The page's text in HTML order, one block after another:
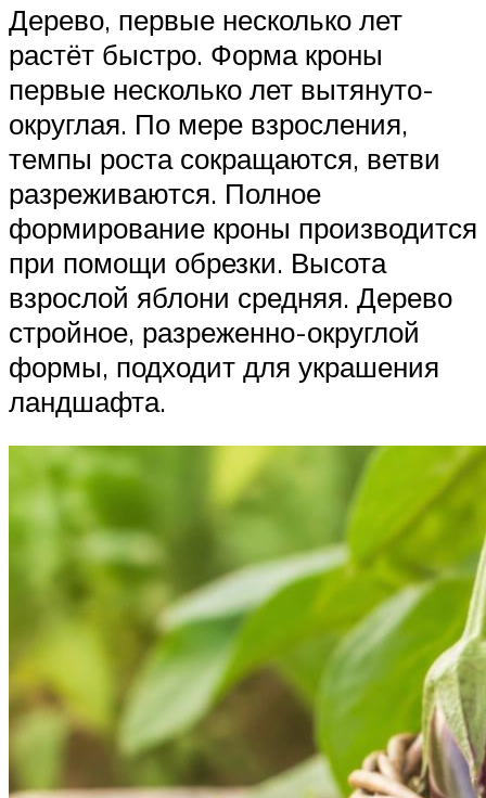
Дерево, первые несколько лет
растёт быстро. Форма кроны
первые несколько лет вытянуто-
округлая. По мере взросления,
темпы роста сокращаются, ветви
разреживаются. Полное
формирование кроны производится
при помощи обрезки. Высота
взрослой яблони средняя. Дерево
стройное, разреженно-округлой
формы, подходит для украшения
ландшафта.